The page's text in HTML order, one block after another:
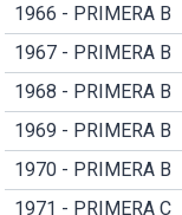
1966 - PRIMERA B
1967 - PRIMERA B
1968 - PRIMERA B
1969 - PRIMERA B
1970 - PRIMERA B
1971 - PRIMERA C